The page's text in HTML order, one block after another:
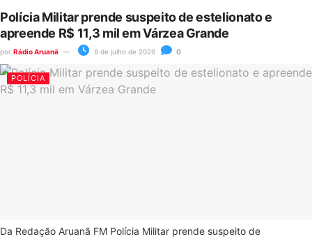
Polícia Militar prende suspeito de estelionato e
apreende R$ 11,3 mil em Várzea Grande
por Rádio Aruanã 8 de julho de 2026 0
POLÍCIA
Da Redação Aruanã FM Polícia Militar prende suspeito de